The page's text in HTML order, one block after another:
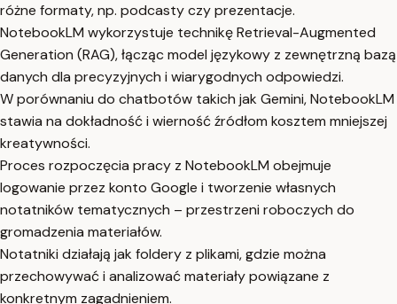
różne formaty, np. podcasty czy prezentacje.
NotebookLM wykorzystuje technikę Retrieval-Augmented
Generation (RAG), łącząc model językowy z zewnętrzną bazą
danych dla precyzyjnych i wiarygodnych odpowiedzi.
W porównaniu do chatbotów takich jak Gemini, NotebookLM
stawia na dokładność i wierność źródłom kosztem mniejszej
kreatywności.
Proces rozpoczęcia pracy z NotebookLM obejmuje
logowanie przez konto Google i tworzenie własnych
notatników tematycznych – przestrzeni roboczych do
gromadzenia materiałów.
Notatniki działają jak foldery z plikami, gdzie można
przechowywać i analizować materiały powiązane z
konkretnym zagadnieniem.